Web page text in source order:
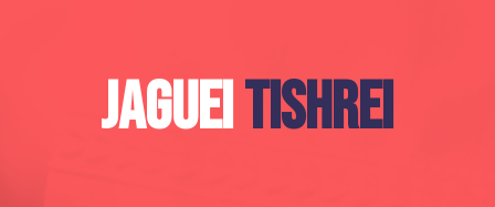
JAGUEITISHREI